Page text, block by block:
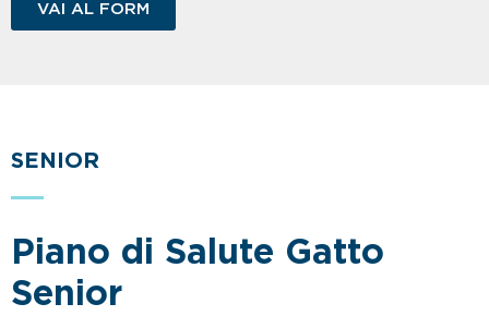
VAI AL FORM
SENIOR
Piano di Salute Gatto
Senior